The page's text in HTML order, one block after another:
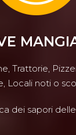
Trattorie,
Locali noti o
dei sapori